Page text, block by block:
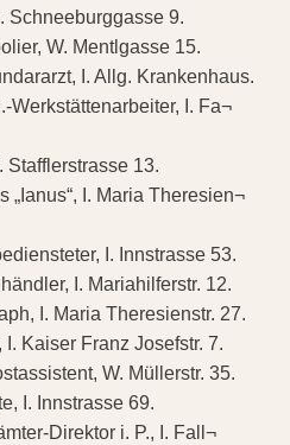
Schneeburggasse 9.
W. Mentlgasse 15.
I. Allg. Krankenhaus.
Werkstättenarbeiter, I. Fa¬
Stafflerstrasse 13.
„Ianus“, I. Maria Theresien¬
I. Innstrasse 53.
I. Mariahilferstr. 12.
I. Maria Theresienstr. 27.
Kaiser Franz Josefstr. 7.
W. Müllerstr. 35.
I. Innstrasse 69.
Direktor i. P., I. Fall¬